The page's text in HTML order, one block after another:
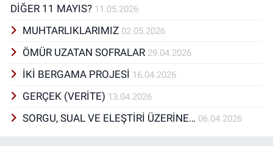
DİĞER 11 MAYIS? 11.05.2026
MUHTARLIKLARIMIZ 02.05.2026
ÖMÜR UZATAN SOFRALAR 29.04.2026
İKİ BERGAMA PROJESİ 16.04.2026
GERÇEK (VERİTE) 13.04.2026
SORGU, SUAL VE ELEŞTİRİ ÜZERİNE… 06.04.2026